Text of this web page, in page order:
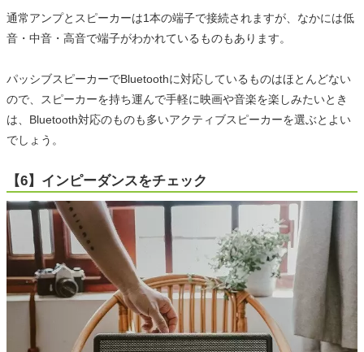
通常アンプとスピーカーは1本の端子で接続されますが、なかには低
音・中音・高音で端子がわかれているものもあります。
パッシブスピーカーでBluetoothに対応しているものはほとんどない
ので、スピーカーを持ち運んで手軽に映画や音楽を楽しみたいとき
は、Bluetooth対応のものも多いアクティブスピーカーを選ぶとよい
でしょう。
【6】インピーダンスをチェック